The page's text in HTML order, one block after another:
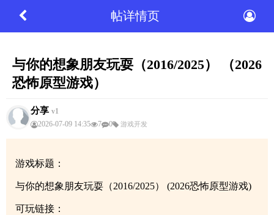
帖详情页
与你的想象朋友玩耍（2016/2025） （2026
恐怖原型游戏）
分享 v1
2026-07-09 14:35
7 0 游戏开发
游戏标题：
与你的想象朋友玩耍（2016/2025） (2026恐怖原型游戏)
可玩链接：